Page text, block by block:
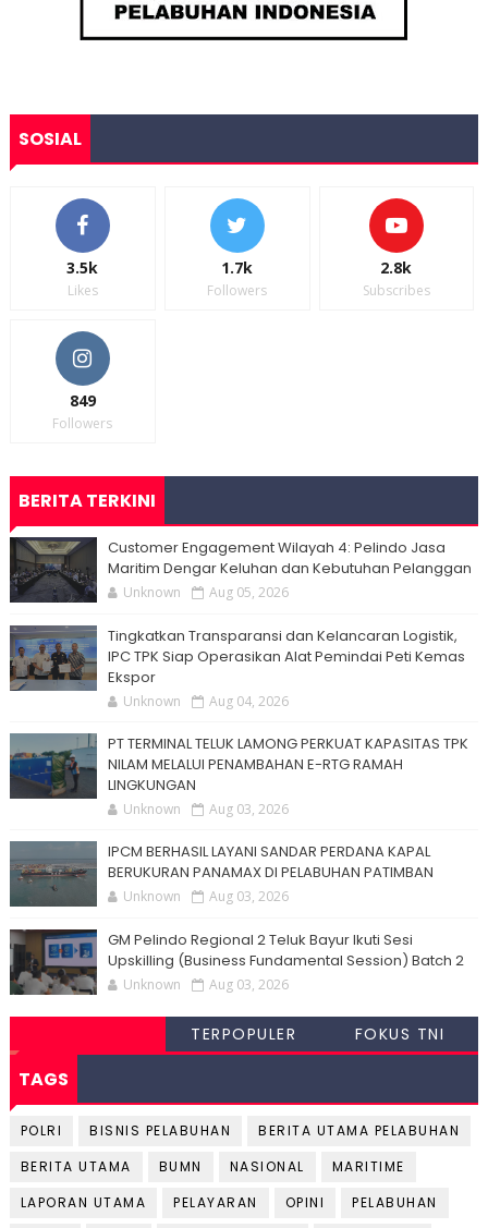
SOSIAL
3.5k
Likes
1.7k
Followers
2.8k
Subscribes
849
Followers
BERITA TERKINI
Customer Engagement Wilayah 4: Pelindo Jasa
Maritim Dengar Keluhan dan Kebutuhan Pelanggan
Unknown Aug 05, 2026
Tingkatkan Transparansi dan Kelancaran Logistik,
IPC TPK Siap Operasikan Alat Pemindai Peti Kemas
Ekspor
Unknown Aug 04, 2026
PT TERMINAL TELUK LAMONG PERKUAT KAPASITAS TPK
NILAM MELALUI PENAMBAHAN E-RTG RAMAH
LINGKUNGAN
Unknown Aug 03, 2026
IPCM BERHASIL LAYANI SANDAR PERDANA KAPAL
BERUKURAN PANAMAX DI PELABUHAN PATIMBAN
Unknown Aug 03, 2026
GM Pelindo Regional 2 Teluk Bayur Ikuti Sesi
Upskilling (Business Fundamental Session) Batch 2
Unknown Aug 03, 2026
TERPOPULER FOKUS TNI
TAGS
POLRI BISNIS PELABUHAN
BERITA UTAMA PELABUHAN
BERITA UTAMA
BUMN NASIONAL
MARITIME
LAPORAN UTAMA
PELAYARAN OPINI
PELABUHAN